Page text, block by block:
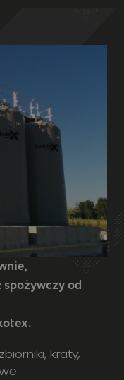
spożywczy od
kraty,